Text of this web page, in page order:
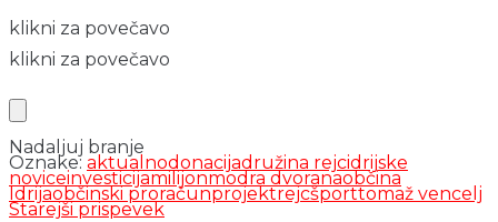
klikni za povečavo
klikni za povečavo
Nadaljuj branje
Oznake: aktualnodonacijadružina rejcidrijske
noviceinvesticijamilijonmodra dvoranaobčina
Idrijaobčinski proračunprojektrejcšporttomaž vencelj
Starejši prispevek